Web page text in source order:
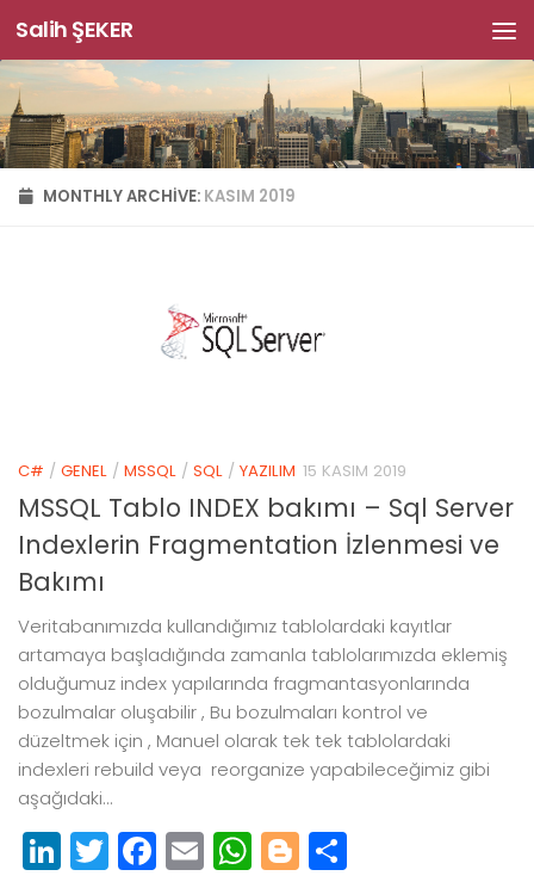
Skip to content
Salih ŞEKER
MONTHLY ARCHIVE: KASIM 2019
C# / GENEL / MSSQL / SQL / YAZILIM 15 KASIM 2019
MSSQL Tablo INDEX bakımı – Sql Server
Indexlerin Fragmentation İzlenmesi ve
Bakımı
Veritabanımızda kullandığımız tablolardaki kayıtlar
artamaya başladığında zamanla tablolarımızda eklemiş
olduğumuz index yapılarında fragmantasyonlarında
bozulmalar oluşabilir , Bu bozulmaları kontrol ve
düzeltmek için , Manuel olarak tek tek tablolardaki
indexleri rebuild veya reorganize yapabileceğimiz gibi
aşağıdaki...
LinkedIn
Twitter
Facebook
EmailWhatsApp
Blogger